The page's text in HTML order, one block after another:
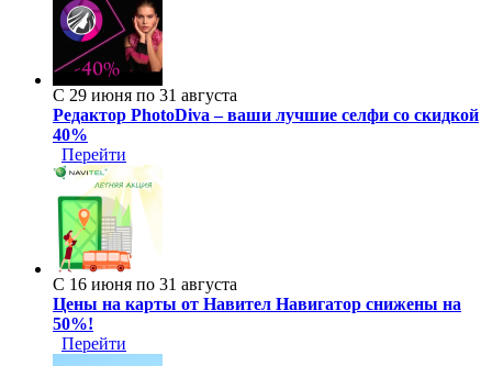
С 29 июня по 31 августа
Редактор PhotoDiva – ваши лучшие селфи со скидкой
40%
Перейти
С 16 июня по 31 августа
Цены на карты от Навител Навигатор снижены на
50%!
Перейти